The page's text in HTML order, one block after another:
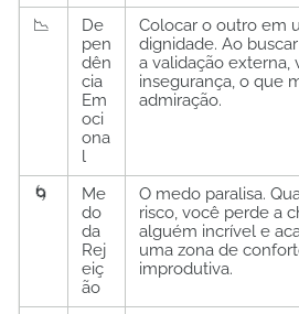
📉
De
pen
dên
cia
Em
oci
ona
l
Colocar o outro em
dignidade. Ao
a validação externa,
insegurança, o que
admiração.
🌀
Me
do
da
Rej
eiç
ão
O medo paralisa.
risco, você perde a
alguém incrível e
uma zona de
improdutiva.